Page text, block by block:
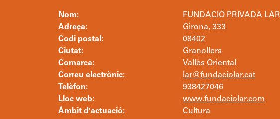
Nom:
FUNDACIÓ PRIVADA LAR
Adreça:
Girona, 333
Codi postal:
08402
Ciutat:
Granollers
Comarca:
Vallès Oriental
Correu electrònic:
lar@fundaciolar.cat
Telèfon:
938427046
Lloc web:
www.fundaciolar.com
Àmbit d'actuació:
Cultura